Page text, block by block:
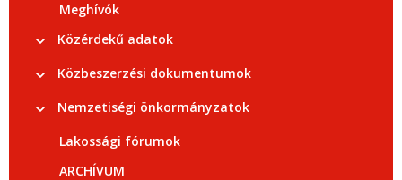
Meghívók
Közérdekű adatok
Közbeszerzési dokumentumok
Nemzetiségi önkormányzatok
Lakossági fórumok
ARCHÍVUM